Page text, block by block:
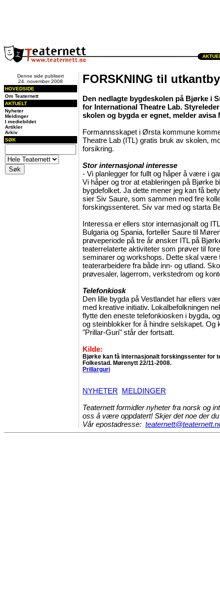
Denne side publisert
24. november 2008
HOVEDSIDE
Om Teaternett
AKTUELT
Nyheter
Meldinger
I mediebildet
Artikler
Arkiv
SØK
FORSKNING til
Den nedlagte bygdeskolen på Bjørke i
for International Theatre Lab.
skolen og bygda er egnet, melder
Formannsskapet i Ørsta kommune
Theatre Lab (ITL) gratis bruk av skolen,
forsikring.
Stor internasjonal interesse
- Vi planlegger for fullt og håper å være i
Vi håper og tror at etableringen på Bjørke
bygdefolket. Ja dette mener jeg kan få
sier Siv Saure, som sammen med fire
forskingssenteret. Siv var med og starta
Interessa er ellers stor internasjonalt og
Bulgaria og Spania, forteller Saure til
prøveperiode på tre år ønsker ITL på
teaterrelaterte aktiviteter som prøver til
seminarer og workshops. Dette skal være
teaterarbeidere fra både inn- og utland.
prøvesaler, lagerrom, verkstedrom og
Telefonkiosk
Den lille bygda på Vestlandet har ellers
med kreative initiativ. Lokalbefolkningen
flytte den eneste telefonkiosken i bygda,
og steinblokker for å hindre selskapet. Og
"Prillar-Guri" står der fortsatt.
Kilde:
Bjørke kan få internasjonalt forskingssenter for
Folkestad. Mørenytt 22/11-2008.
Prillarguri
NYHETER MELDINGER
Teaternett formidler nyheter fra norsk og
oss å være oppdatert! Skjer det noe der
Vår epostadresse: